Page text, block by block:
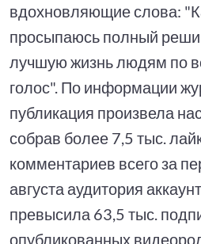
вдохновляющие слова:
просыпаюсь полный
лучшую жизнь людям по
голос". По информации
публикация произвела
собрав более 7,5 тыс.
комментариев всего за
августа аудитория
превысила 63,5 тыс.
опубликованных